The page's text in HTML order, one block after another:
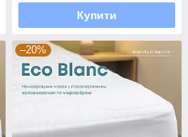
Купити
–20%